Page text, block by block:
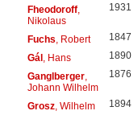
Fheodoroff,
Nikolaus
1931
Fuchs , Robert 1847
Gál, Hans 1890
Ganglberger,
Johann Wilhelm
1876
Grosz, Wilhelm 1894